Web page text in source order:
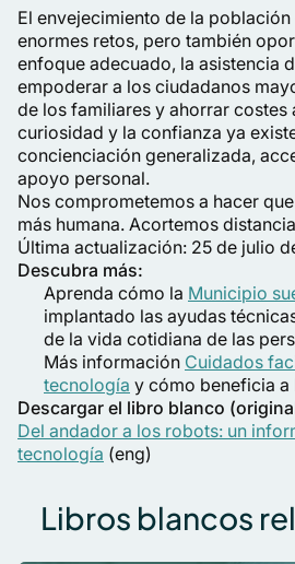
El envejecimiento de la
enormes retos, pero también
enfoque adecuado, la asistencia
empoderar a los ciudadanos
de los familiares y ahorrar costes
curiosidad y la confianza ya
concienciación generalizada,
apoyo personal.
Nos comprometemos a hacer
más humana. Acortemos
Última actualización: 25 de julio
Descubra más:
Aprenda cómo la Municipio
implantado las ayudas
de la vida cotidiana de las
Más información Cuidados
tecnología y cómo beneficia a
Descargar el libro blanco
Del andador a los robots: un
tecnología (eng)
Libros blancos